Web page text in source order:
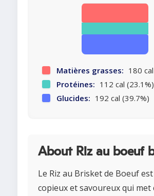
Matières grasses: 180
Protéines: 112 cal (23.1%)
Glucides: 192 cal (39.7%)
About Riz au boeuf
Le Riz au Brisket de Boeuf
copieux et savoureux qui met